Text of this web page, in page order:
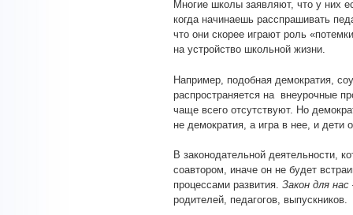
Многие школы заявляют, что у них
когда начинаешь расспрашивать
что они скорее играют роль
на устройство школьной жизни.
Например, подобная демократия,
распространяется на внеурочные
чаще всего отсутствуют. Но
не демократия, а игра в нее, и
В законодательной деятельности,
соавтором, иначе он не будет
процессами развития. Закон для
родителей, педагогов, выпускников.